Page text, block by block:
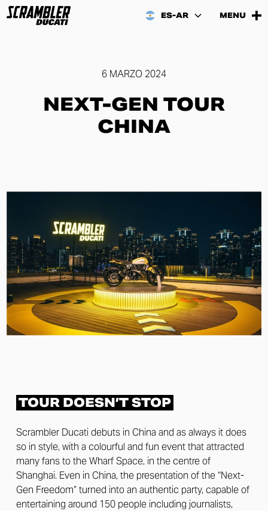
ES-AR MENU
6 MARZO 2024
NEXT-GEN TOUR
CHINA
TOUR DOESN’T STOP
Scrambler Ducati debuts in China and as always it does
so in style, with a colourful and fun event that attracted
many fans to the Wharf Space, in the centre of
Shanghai. Even in China, the presentation of the “Next-
Gen Freedom” turned into an authentic party, capable of
entertaining around 150 people including journalists,